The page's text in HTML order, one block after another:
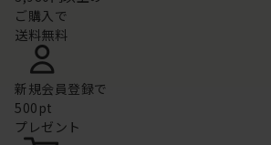
ご購入で
送料無料
新規会員登録で
500pt
プレゼント